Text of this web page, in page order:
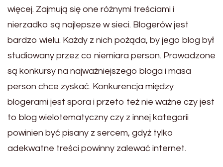
więcej. Zajmują się one różnymi treściami i
nierzadko są najlepsze w sieci. Blogerów jest
bardzo wielu. Każdy z nich pożąda, by jego blog był
studiowany przez co niemiara person. Prowadzone
są konkursy na najważniejszego bloga i masa
person chce zyskać. Konkurencja między
blogerami jest spora i przeto też nie ważne czy jest
to blog wielotematyczny czy z innej kategorii
powinien być pisany z sercem, gdyż tylko
adekwatne treści powinny zalewać internet.